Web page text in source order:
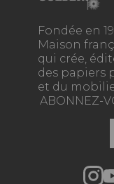
Fondée en
Maison
qui crée,
des papiers
et du
ABONNEZ-